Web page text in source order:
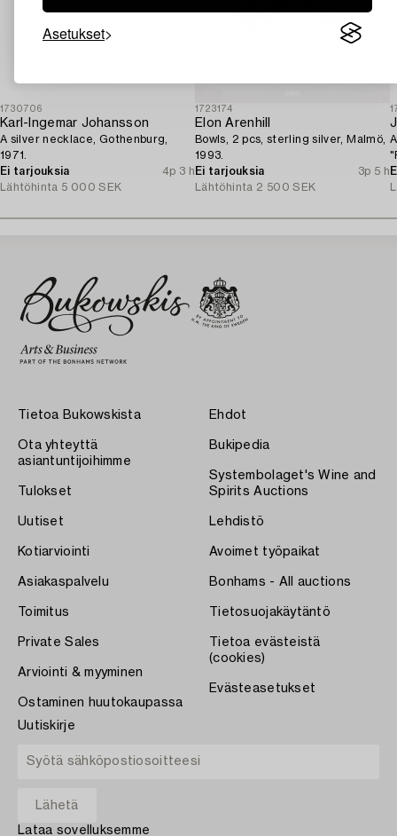
Asetukset
1730706
Karl-Ingemar Johansson
A silver necklace, Gothenburg,
1971.
Ei tarjouksia
4p 3 h
Lähtöhinta 5 000 SEK
1723174
Elon Arenhill
Bowls, 2 pcs, sterling silver, Malmö,
1993.
Ei tarjouksia
3p 5 h
Lähtöhinta 2 500 SEK
Tietoa Bukowskista
Ota yhteyttä
asiantuntijoihimme
Tulokset
Uutiset
Kotiarviointi
Asiakaspalvelu
Toimitus
Private Sales
Arviointi & myyminen
Ostaminen huutokaupassa
Ehdot
Bukipedia
Systembolaget's Wine and
Spirits Auctions
Lehdistö
Avoimet työpaikat
Bonhams - All auctions
Tietosuojakäytäntö
Tietoa evästeistä
(cookies)
Evästeasetukset
Uutiskirje
Lataa sovelluksemme